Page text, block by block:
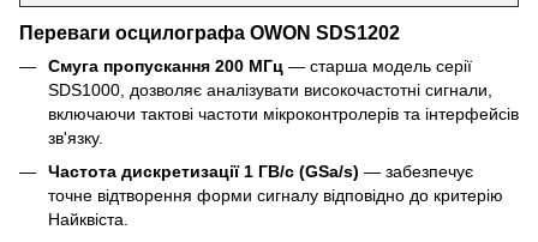
Переваги осцилографа OWON SDS1202
Смуга пропускання 200 МГц — старша модель серії
SDS1000, дозволяє аналізувати високочастотні сигнали,
включаючи тактові частоти мікроконтролерів та інтерфейсів
зв'язку.
Частота дискретизації 1 ГВ/с (GSa/s) — забезпечує
точне відтворення форми сигналу відповідно до критерію
Найквіста.